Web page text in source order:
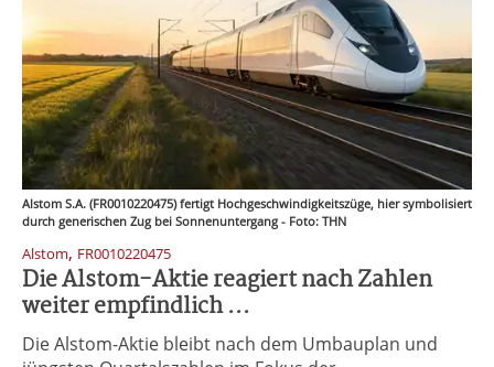
Alstom S.A. (FR0010220475) fertigt Hochgeschwindigkeitszüge, hier symbolisiert
durch generischen Zug bei Sonnenuntergang - Foto: THN
Alstom, FR0010220475
Die Alstom-Aktie reagiert nach Zahlen
weiter empfindlich ...
Die Alstom-Aktie bleibt nach dem Umbauplan und